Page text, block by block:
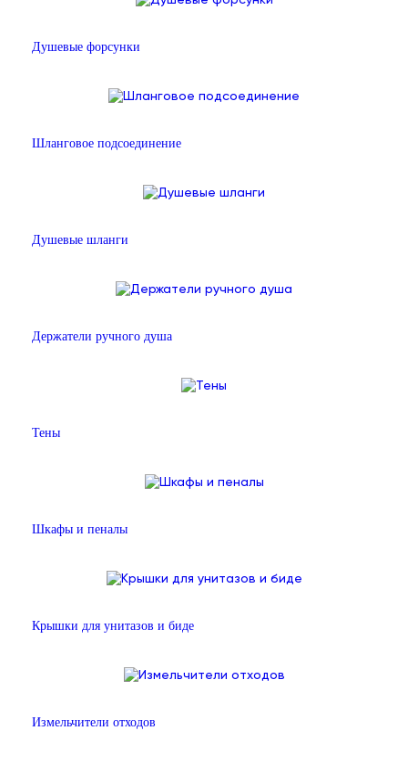
Душевые форсунки
Шланговое подсоединение
Душевые шланги
Держатели ручного душа
Тены
Шкафы и пеналы
Крышки для унитазов и биде
Измельчители отходов